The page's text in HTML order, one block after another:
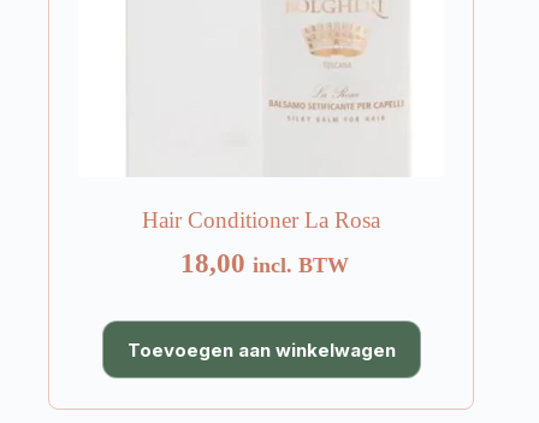
Hair Conditioner La Rosa
18,00 incl. BTW
Toevoegen aan winkelwagen